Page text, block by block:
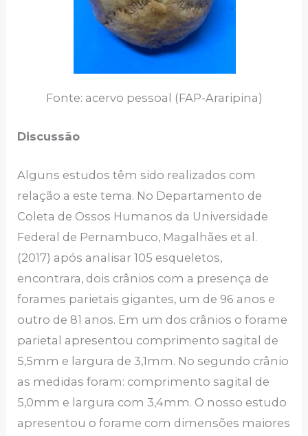
Fonte: acervo pessoal (FAP-Araripina)
Discussão
Alguns estudos têm sido realizados com
relação a este tema. No Departamento de
Coleta de Ossos Humanos da Universidade
Federal de Pernambuco, Magalhães et al.
(2017) após analisar 105 esqueletos,
encontrara, dois crânios com a presença de
forames parietais gigantes, um de 96 anos e
outro de 81 anos. Em um dos crânios o forame
parietal apresentou comprimento sagital de
5,5mm e largura de 3,1mm. No segundo crânio
as medidas foram: comprimento sagital de
5,0mm e largura com 3,4mm. O nosso estudo
apresentou o forame com dimensões maiores